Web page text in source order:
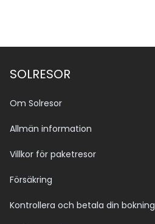
SOLRESOR
Om Solresor
Allmän information
Villkor för paketresor
Försäkring
Kontrollera och betala din bokning